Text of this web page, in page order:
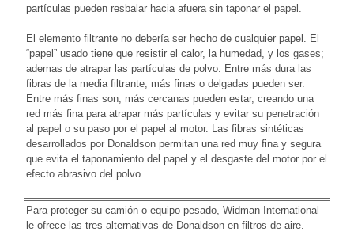
partículas pueden resbalar hacia afuera sin taponar el papel.
El elemento filtrante no debería ser hecho de cualquier papel. El
“papel” usado tiene que resistir el calor, la humedad, y los gases;
ademas de atrapar las partículas de polvo. Entre más dura las
fibras de la media filtrante, más finas o delgadas pueden ser.
Entre más finas son, más cercanas pueden estar, creando una
red más fina para atrapar más partículas y evitar su penetración
al papel o su paso por el papel al motor. Las fibras sintéticas
desarrollados por Donaldson permitan una red muy fina y segura
que evita el taponamiento del papel y el desgaste del motor por el
efecto abrasivo del polvo.
Para proteger su camión o equipo pesado, Widman International
le ofrece las tres alternativas de Donaldson en filtros de aire.